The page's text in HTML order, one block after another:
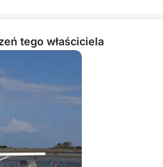
tego właściciela